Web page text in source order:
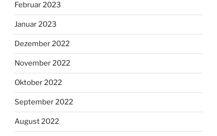
Februar 2023
Januar 2023
Dezember 2022
November 2022
Oktober 2022
September 2022
August 2022